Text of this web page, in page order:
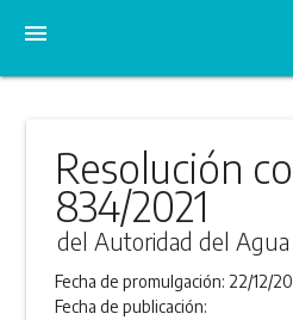
menu
Resolución
834/2021
del Autoridad del
Fecha de promulgación: 22/12/
Fecha de publicación: